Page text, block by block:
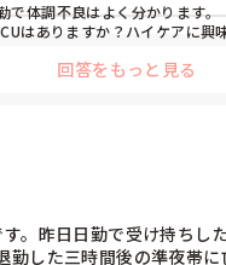
1人でするのは責任も重い
に患者ではなく私が体調を
の方はいますか？
というのが不安で仕方が
で体調不良はよく分かります。
はありますか？ハイケアに興
です！少しでも不安があるなら
答えが出ると良いですね。
ま頑張りたい！って事であれば
ミングや休息は必ず◯分取る！
と良いかなと思いました。
回答をもっと見る
。昨日日勤で受け持ちし
勤した三時間後の準夜帯に